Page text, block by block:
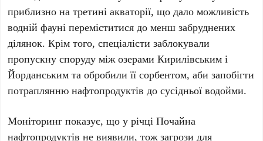
приблизно на третині акваторії, що дало можливість
водній фауні переміститися до менш забруднених
ділянок. Крім того, спеціалісти заблокували
пропускну споруду міжозерами Кирилівським і
Йорданським та обробили її сорбентом, аби запобігти
потраплянню нафтопродуктів до сусідньої водойми.
Моніторинг показує, що урічці Почайна
нафтопродуктів не виявили, тож загрози для